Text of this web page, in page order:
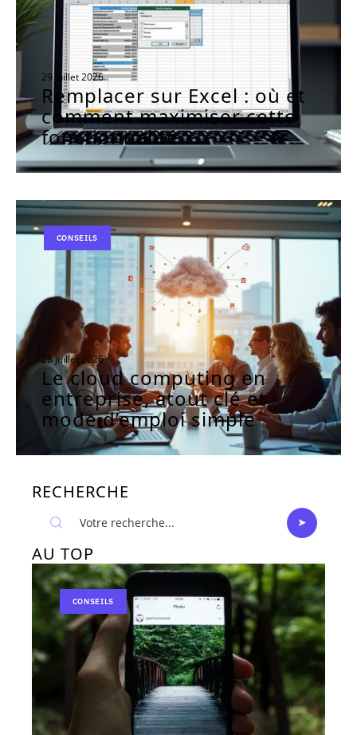
29 juillet 2026
Remplacer sur Excel : où et
comment maximiser cette
fonctionnalité ?
CONSEILS
28 juillet 2026
Le cloud computing en
entreprise, atout clé et
mode d’emploi simple
RECHERCHE
AU TOP
CONSEILS